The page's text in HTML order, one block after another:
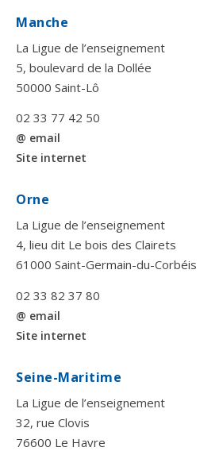
Manche
La Ligue de l’enseignement
5, boulevard de la Dollée
50000 Saint-Lô
02 33 77 42 50
@ email
Site internet
Orne
La Ligue de l’enseignement
4, lieu dit Le bois des Clairets
61000 Saint-Germain-du-Corbéis
02 33 82 37 80
@ email
Site internet
Seine-Maritime
La Ligue de l’enseignement
32, rue Clovis
76600 Le Havre